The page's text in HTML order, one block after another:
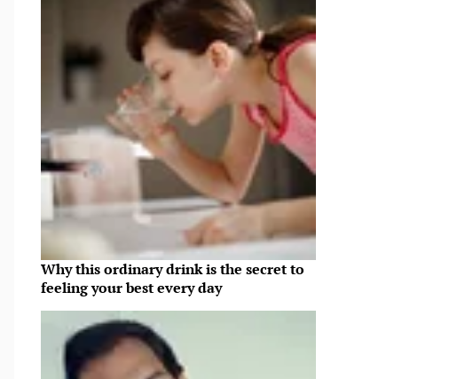
Why this ordinary drink is the secret to
feeling your best every day